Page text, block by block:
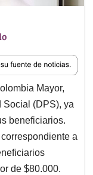
Mayor,
Social (DPS), ya
beneficiarios.
a
de $80.000.